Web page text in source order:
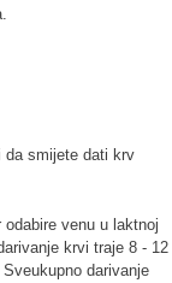
da smijete dati krv
venu u laktnoj
krvi traje 8 - 12
darivanje